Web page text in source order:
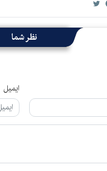
نظر شما
ایمیل